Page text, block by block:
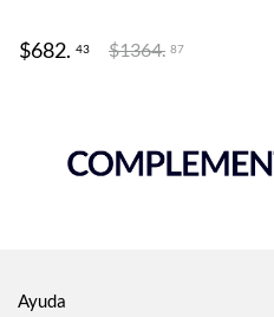
$682. 43 $1364. 87
Ayuda